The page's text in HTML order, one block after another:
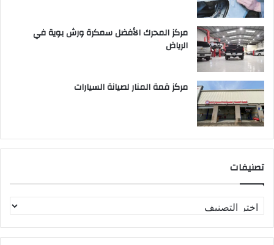
مركز المحرك الأفضل سمكرة ورش بوية في
الرياض
مركز قمة المنار لصيانة السيارات
تصنيفات
ص
ن